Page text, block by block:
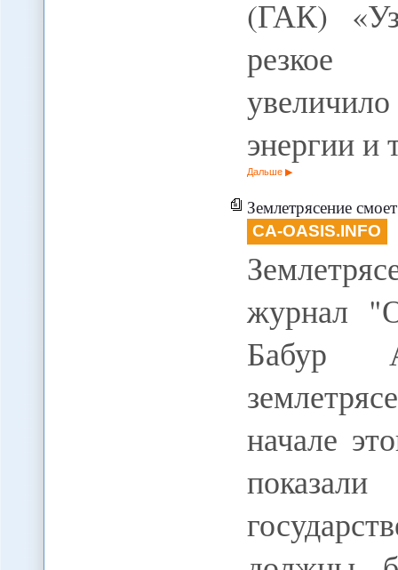
(ГАК)
резкое
энергии и
Дальше
Землетрясение
CA-OASIS.INFO
журнал
Бабур
начале